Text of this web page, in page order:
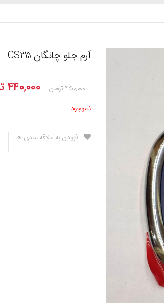
آرم جلو چانگان CS35
۴۵۰,۰۰۰تومان ۴۴۰,۰۰۰
ناموجود
افزودن به علاقه مندی ها